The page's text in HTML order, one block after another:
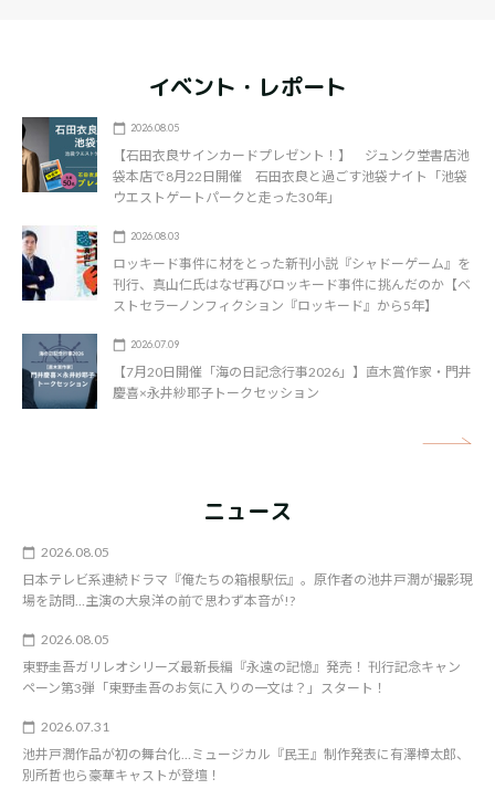
イベント・レポート
2026.08.05
【石田衣良サインカードプレゼント！】 ジュンク堂書店池
袋本店で8月22日開催 石田衣良と過ごす池袋ナイト「池袋
ウエストゲートパークと走った30年」
2026.08.03
ロッキード事件に材をとった新刊小説『シャドーゲーム』を
刊行、真山仁氏はなぜ再びロッキード事件に挑んだのか【ベ
ストセラーノンフィクション『ロッキード』から5年】
2026.07.09
【7月20日開催「海の日記念行事2026」】直木賞作家・門井
慶喜×永井紗耶子トークセッション
ニュース
2026.08.05
日本テレビ系連続ドラマ『俺たちの箱根駅伝』。原作者の池井戸潤が撮影現
場を訪問…主演の大泉洋の前で思わず本音が!?
2026.08.05
東野圭吾ガリレオシリーズ最新長編『永遠の記憶』発売！ 刊行記念キャン
ペーン第3弾「東野圭吾のお気に入りの一文は？」スタート！
2026.07.31
池井戸潤作品が初の舞台化…ミュージカル『民王』制作発表に有澤樟太郎、
別所哲也ら豪華キャストが登壇！